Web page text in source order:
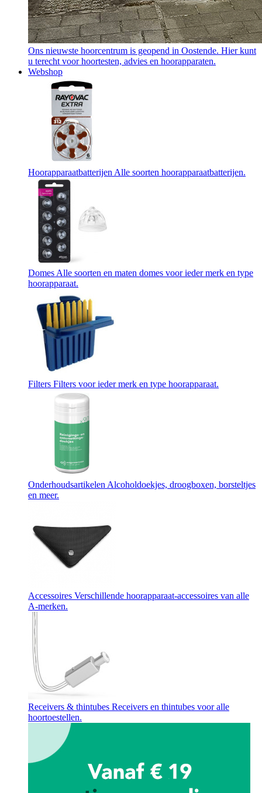
Ons nieuwste hoorcentrum is geopend in Oostende. Hier kunt
u terecht voor hoortesten, advies en hoorapparaten.
Webshop
Hoorapparaatbatterijen Alle soorten hoorapparaatbatterijen.
Domes Alle soorten en maten domes voor ieder merk en type
hoorapparaat.
Filters Filters voor ieder merk en type hoorapparaat.
Onderhoudsartikelen Alcoholdoekjes, droogboxen, borsteltjes
en meer.
Accessoires Verschillende hoorapparaat-accessoires van alle
A-merken.
Receivers & thintubes Receivers en thintubes voor alle
hoortoestellen.